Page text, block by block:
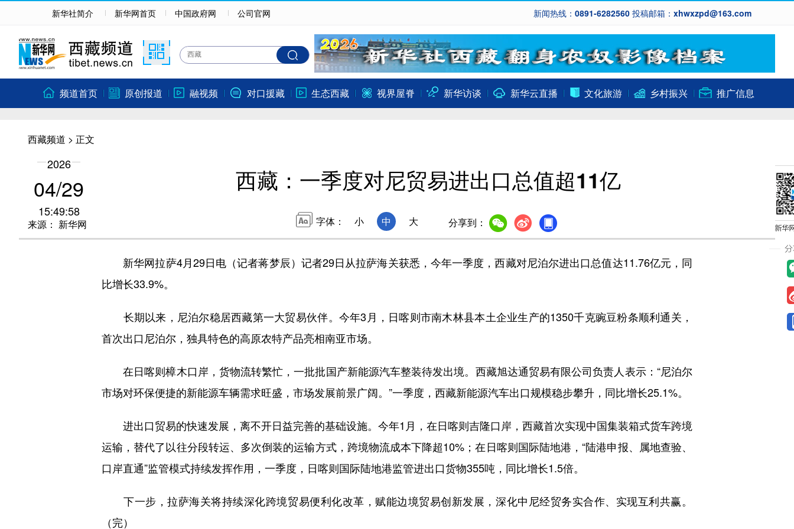
新华社简介 新华网首页 中国政府网 公司官网 新闻热线：0891-6282560 投稿邮箱：xhwxzpd@163.com
频道首页 原创报道 融视频 对口援藏 生态西藏 视界屋脊 新华访谈 新华云直播 文化旅游 乡村振兴 推广信息
西藏频道 > 正文
2026
04/29
15:49:58
来源： 新华网
西藏：一季度对尼贸易进出口总值超11亿
字体： 小 中 大 分享到：
新华网拉萨4月29日电（记者蒋梦辰）记者29日从拉萨海关获悉，今年一季度，西藏对尼泊尔进出口总值达11.76亿元，同
比增长33.9%。
长期以来，尼泊尔稳居西藏第一大贸易伙伴。今年3月，日喀则市南木林县本土企业生产的1350千克豌豆粉条顺利通关，
首次出口尼泊尔，独具特色的高原农特产品亮相南亚市场。
在日喀则樟木口岸，货物流转繁忙，一批批国产新能源汽车整装待发出境。西藏旭达通贸易有限公司负责人表示：“尼泊尔
市场对环保便捷的新能源车辆需求旺盛，市场发展前景广阔。”一季度，西藏新能源汽车出口规模稳步攀升，同比增长25.1%。
进出口贸易的快速发展，离不开日益完善的基础设施。今年1月，在日喀则吉隆口岸，西藏首次实现中国集装箱式货车跨境
运输，替代了以往分段转运、多次倒装的运输方式，跨境物流成本下降超10%；在日喀则国际陆地港，“陆港申报、属地查验、
口岸直通”监管模式持续发挥作用，一季度，日喀则国际陆地港监管进出口货物355吨，同比增长1.5倍。
下一步，拉萨海关将持续深化跨境贸易便利化改革，赋能边境贸易创新发展，深化中尼经贸务实合作、实现互利共赢。
（完）